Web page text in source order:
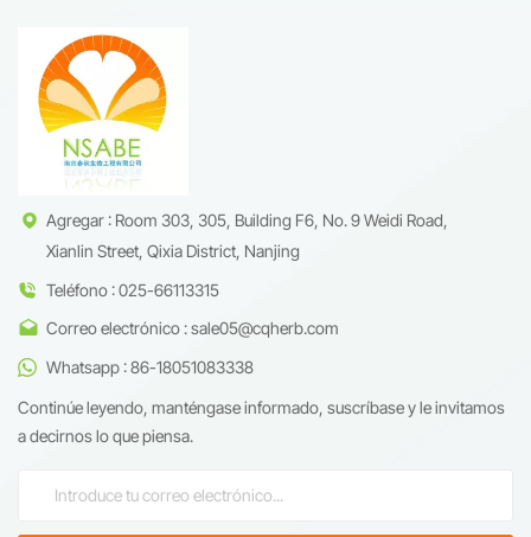
Agregar : Room 303, 305, Building F6, No. 9 Weidi Road,
Xianlin Street, Qixia District, Nanjing
Teléfono : 025-66113315
Correo electrónico : sale05@cqherb.com
Whatsapp : 86-18051083338
Continúe leyendo, manténgase informado, suscríbase y le invitamos
a decirnos lo que piensa.